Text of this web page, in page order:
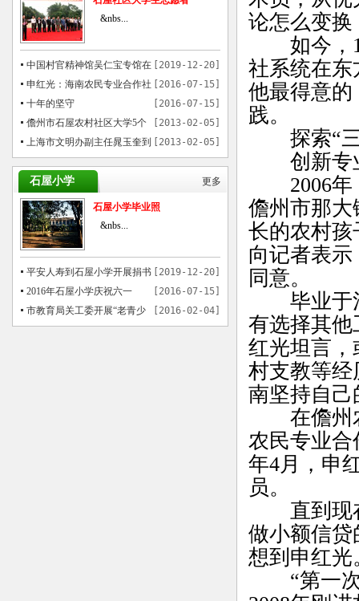
&nbs...
[2019-12-20]
中国村官精神馆吴仁宝专馆在
儋州石屋村揭牌
[2016-07-15]
申红光：海南农民专业合作社
贷款的先行者
[2016-07-15]
十年的坚守
[2013-02-05]
儋州市石屋农村社区大学5个
月培训1000多农民
[2013-02-05]
上海市文明办副主任晁玉奎到
儋州市参观考察
更多
石屋小学
石屋小学毕业照
&nbs...
[2019-12-20]
平安人寿到石屋小学开展捐书
活动
[2016-07-15]
2016年石屋小学庆祝六一
[2016-02-04]
市教育局关工委开展“老青少
共画中国梦”书画活动在石屋举行
论怎么变换
如今，
社系统在
他最得意
践。
探索“三
创新专
2006年
儋州市那大
长的农村孩
向记者表
同意。
毕业于河
有选择其他
红光坦言
村支教等
南坚持自己
在儋州农
农民专业合
年4月，申
员。
直到现在
做小额信贷
想到申红光
“第一次